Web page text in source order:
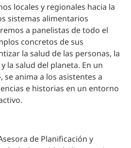
locales y regionales hacia la
sistemas alimentarios
a panelistas de todo el
concretos de sus
la salud de las personas, la
la salud del planeta. En un
se anima a los asistentes a
e historias en un entorno
de Planificación y